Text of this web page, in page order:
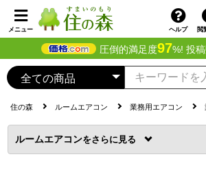
メニュー ヘルプ 閲
圧倒的満足度97%! 投稿
住の森 ルームエアコン 業務用エアコン
ルームエアコンを